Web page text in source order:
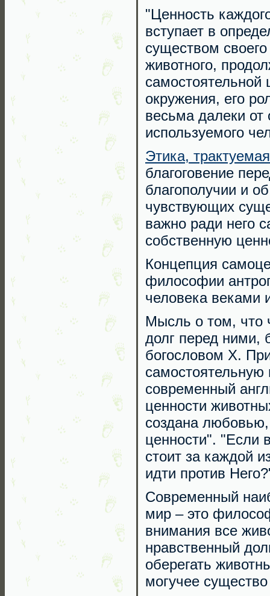
"Ценность
вступает в
существом
животного,
самостоятельной
окружения, его
весьма далеки от
используемого
Этика,
благоговение
благополучии и
чувствующих
важно ради него
собственную
Концепция
философии
человека веками
Мысль о том, что
долг перед ними,
богословом Х.
самостоятельную
современный
ценности
создана
ценности". "Если
стоит за каждой
идти против
Современный
мир – это
внимания все
нравственный
оберегать
могучее